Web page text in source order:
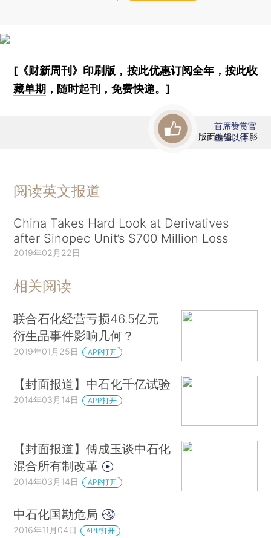
[《财新周刊》印刷版， 按此优惠订阅全年， 按此收
藏单期 ，随时起刊，免费快递。]
版面编辑：王影
首席赞赏官
虚位以待
阅读英文报道
China Takes Hard Look at Derivatives
after Sinopec Unit’s $700 Million Loss
2019年02月22日
相关阅读
联合石化经营亏损46.5亿元
衍生品事件影响几何？
2019年01月25日 APP打开
【封面报道】中石化千亿试验
2014年03月14日 APP打开
【封面报道】傅成玉谈中石化
混合所有制改革
2014年03月14日 APP打开
中石化国勘危局
2016年11月04日 APP打开